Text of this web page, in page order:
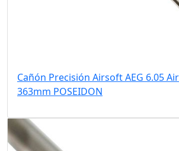
Cañón Precisión Airsoft AEG 6.05
363mm POSEIDON